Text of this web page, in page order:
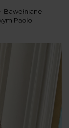
Bawełniane
Paolo